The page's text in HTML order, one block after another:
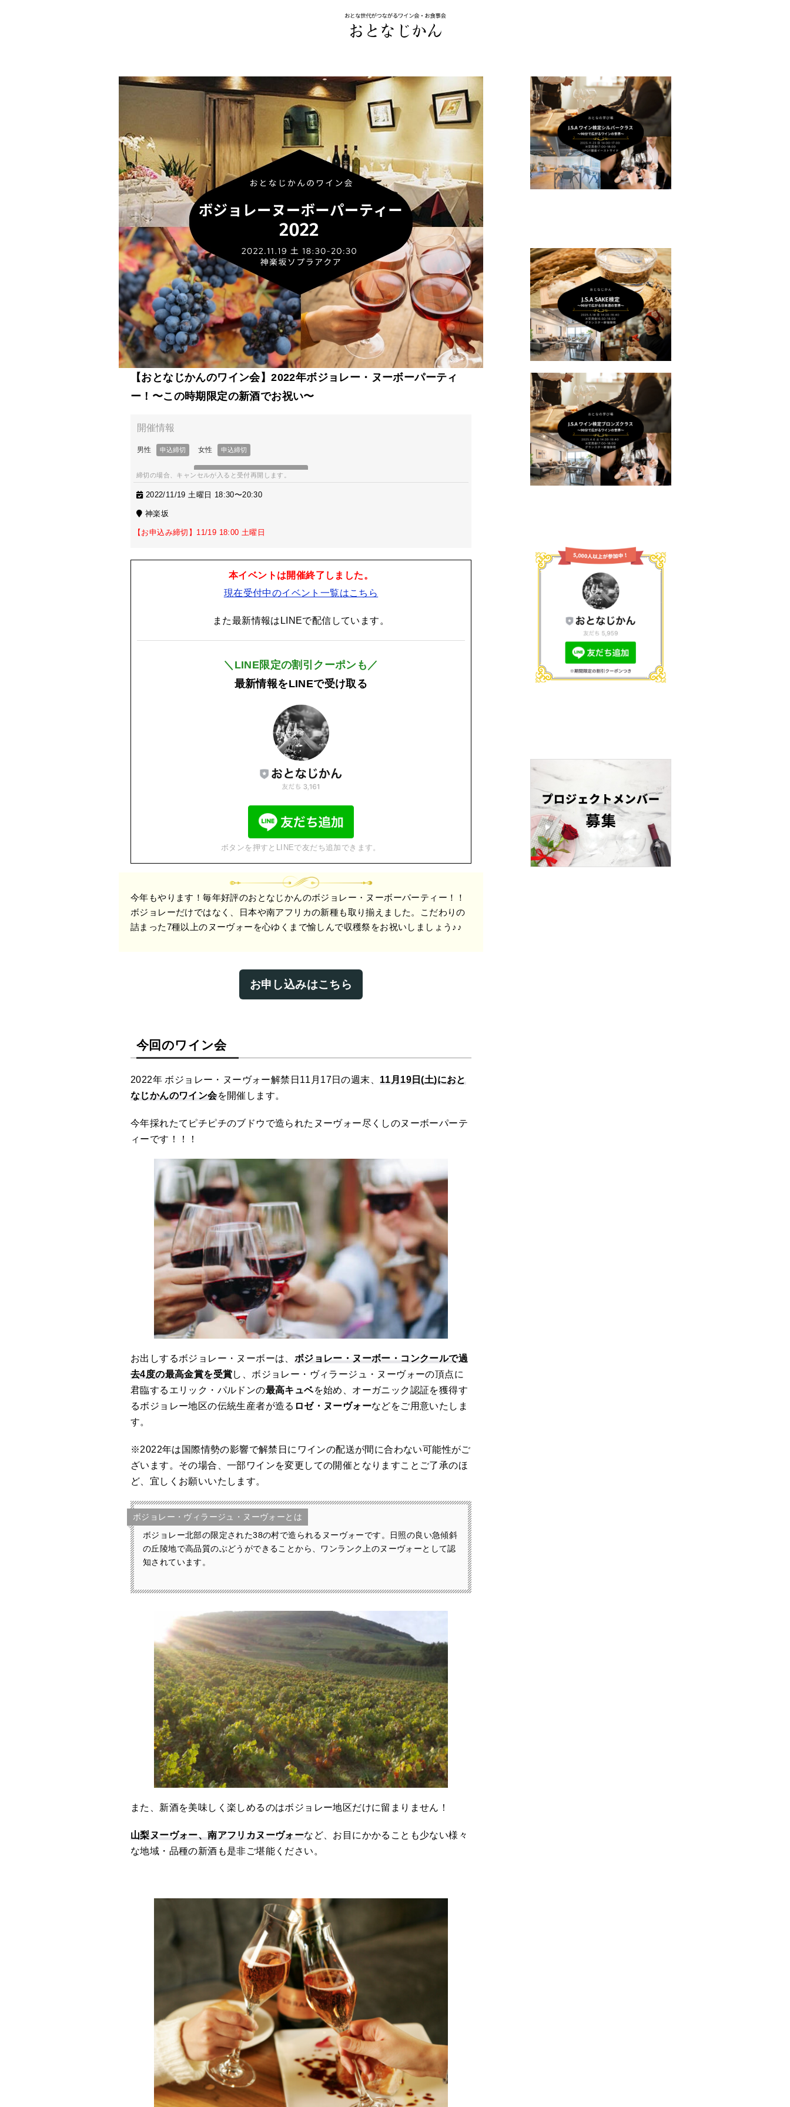
【おとなじかんのワイン会】2022年ボジョレー・ヌーボーパーティ
ー！〜この時期限定の新酒でお祝い〜
締切の場合、キャンセルが入ると受付再開します。
2022/11/19 土曜日 18:30〜20:30
神楽坂
【お申込み締切】11/19 18:00 土曜日
本イベントは開催終了しました。
現在受付中のイベント一覧はこちら
また最新情報はLINEで配信しています。
＼LINE限定の割引クーポンも／
最新情報をLINEで受け取る
ボタンを押すとLINEで友だち追加できます。
今年もやります！毎年好評のおとなじかんのボジョレー・ヌーボーパーティー！！
ボジョレーだけではなく、日本や南アフリカの新種も取り揃えました。こだわりの
詰まった7種以上のヌーヴォーを心ゆくまで愉しんで収穫祭をお祝いしましょう♪♪
お申し込みはこちら
今回のワイン会
2022年 ボジョレー・ヌーヴォー解禁日11月17日の週末、 11月19日(土)におと
なじかんのワイン会を開催します。
今年採れたてピチピチのブドウで造られたヌーヴォー尽くしのヌーボーパーテ
ィーです！！！
お出しするボジョレー・ヌーボーは、 ボジョレー・ヌーボー・コンクールで過
去4度の最高金賞を受賞し、ボジョレー・ヴィラージュ・ヌーヴォーの頂点に
君臨するエリック・パルドンの最高キュベを始め、オーガニック認証を獲得す
るボジョレー地区の伝統生産者が造る ロゼ・ヌーヴォーなどをご用意いたしま
す。
※2022年は国際情勢の影響で解禁日にワインの配送が間に合わない可能性がご
ざいます。その場合、一部ワインを変更しての開催となりますことご了承のほ
ど、宜しくお願いいたします。
ボジョレー・ヴィラージュ・ヌーヴォーとは
ボジョレー北部の限定された38の村で造られるヌーヴォーです。日照の良い急傾斜
の丘陵地で高品質のぶどうができることから、ワンランク上のヌーヴォーとして認
知されています。
また、新酒を美味しく楽しめるのはボジョレー地区だけに留まりません！
山梨ヌーヴォー、南アフリカヌーヴォーなど、お目にかかることも少ない様々
な地域・品種の新酒も是非ご堪能ください。